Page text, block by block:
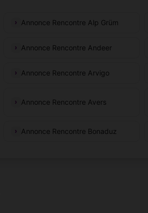
Annonce Rencontre Alp Grüm
Annonce Rencontre Andeer
Annonce Rencontre Arvigo
Annonce Rencontre Avers
Annonce Rencontre Bonaduz